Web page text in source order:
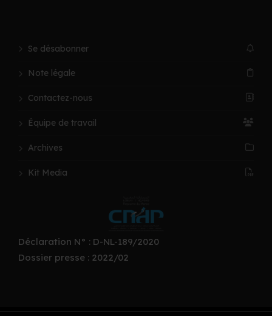
Se désabonner
Note légale
Contactez-nous
Équipe de travail
Archives
Kit Media
Déclaration N° : D-NL-189/2020
Dossier presse : 2022/02